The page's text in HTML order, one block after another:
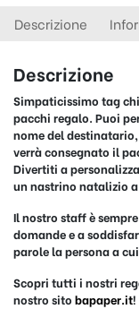
Descrizione
Descrizione
Simpaticissimo tag
pacchi regalo. Puoi
nomedel
verrà consegnato il
Divertiti a
un nastrino natalizio a
Il nostro staff è
domande e a
parole la persona a
Scopri tutti i nostri
nostro sito bapaper.it!